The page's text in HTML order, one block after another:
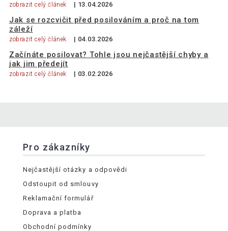
zobrazit celý článek | 13.04.2026
Jak se rozcvičit před posilováním a proč na tom
záleží
zobrazit celý článek | 04.03.2026
Začínáte posilovat? Tohle jsou nejčastější chyby a
jak jim předejít
zobrazit celý článek | 03.02.2026
Pro zákazníky
Nejčastější otázky a odpovědi
Odstoupit od smlouvy
Reklamační formulář
Doprava a platba
Obchodní podmínky